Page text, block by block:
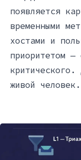
появляется
временными
хостами и
приоритетом —
критического.
живой человек.